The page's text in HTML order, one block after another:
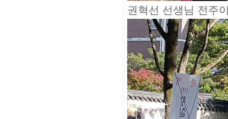
권혁선 선생님 전주